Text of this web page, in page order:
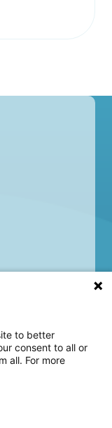
to better
consent to all or
all. For more